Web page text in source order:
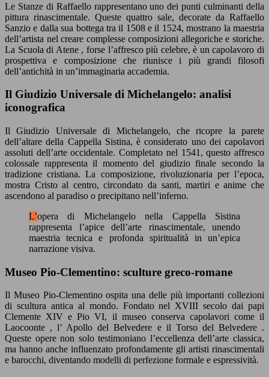
Le Stanze di Raffaello rappresentano uno dei punti culminanti della
pittura rinascimentale. Queste quattro sale, decorate da Raffaello
Sanzio e dalla sua bottega tra il 1508 e il 1524, mostrano la maestria
dell’artista nel creare complesse composizioni allegoriche e storiche.
La Scuola di Atene , forse l’affresco più celebre, è un capolavoro di
prospettiva e composizione che riunisce i più grandi filosofi
dell’antichità in un’immaginaria accademia.
Il Giudizio Universale di Michelangelo: analisi
iconografica
Il Giudizio Universale di Michelangelo, che ricopre la parete
dell’altare della Cappella Sistina, è considerato uno dei capolavori
assoluti dell’arte occidentale. Completato nel 1541, questo affresco
colossale rappresenta il momento del giudizio finale secondo la
tradizione cristiana. La composizione, rivoluzionaria per l’epoca,
mostra Cristo al centro, circondato da santi, martiri e anime che
ascendono al paradiso o precipitano nell’inferno.
L’opera di Michelangelo nella Cappella Sistina
rappresenta l’apice dell’arte rinascimentale, unendo
maestria tecnica e profonda spiritualità in un’epica
narrazione visiva.
Museo Pio-Clementino: sculture greco-romane
Il Museo Pio-Clementino ospita una delle più importanti collezioni
di scultura antica al mondo. Fondato nel XVIII secolo dai papi
Clemente XIV e Pio VI, il museo conserva capolavori come il
Laocoonte , l’ Apollo del Belvedere e il Torso del Belvedere .
Queste opere non solo testimoniano l’eccellenza dell’arte classica,
ma hanno anche influenzato profondamente gli artisti rinascimentali
e barocchi, diventando modelli di perfezione formale e espressività.